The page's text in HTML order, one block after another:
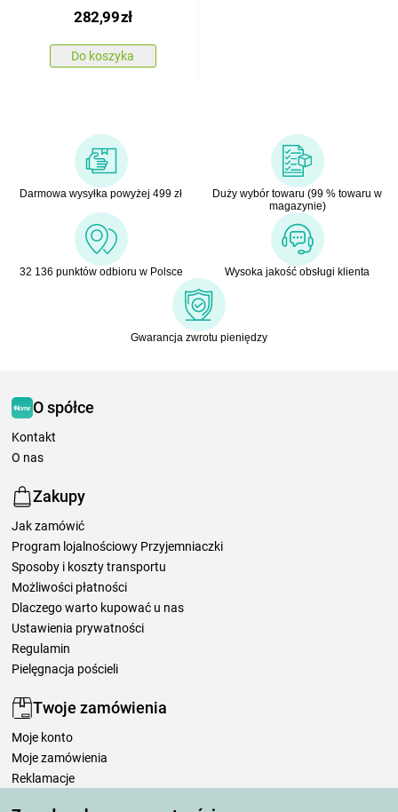
282,99zł
Do koszyka
Darmowa wysyłka powyżej 499 zł
Duży wybór towaru (99 % towaru w
magazynie)
32 136 punktów odbioru w Polsce Wysoka jakość obsługi klienta
Gwarancja zwrotu pieniędzy
O spółce
Kontakt
O nas
Zakupy
Jak zamówić
Program lojalnościowy Przyjemniaczki
Sposoby i koszty transportu
Możliwości płatności
Dlaczego warto kupować u nas
Ustawienia prywatności
Regulamin
Pielęgnacja pościeli
Twoje zamówienia
Moje konto
Moje zamówienia
Reklamacje